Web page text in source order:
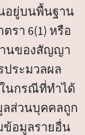
อยู่บนพื้นฐาน
รา 6(1) หรือ
านของสัญญา
ประมวลผล
นกรณีที่ทำได้
ส่วนบุคคลถูก
ข้อมูลรายอื่น